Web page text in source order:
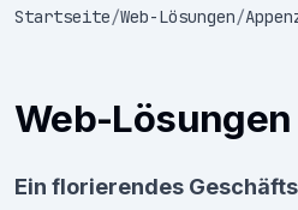
Startseite/Web-Lösungen/
Web-Lösungen
Ein florierendes